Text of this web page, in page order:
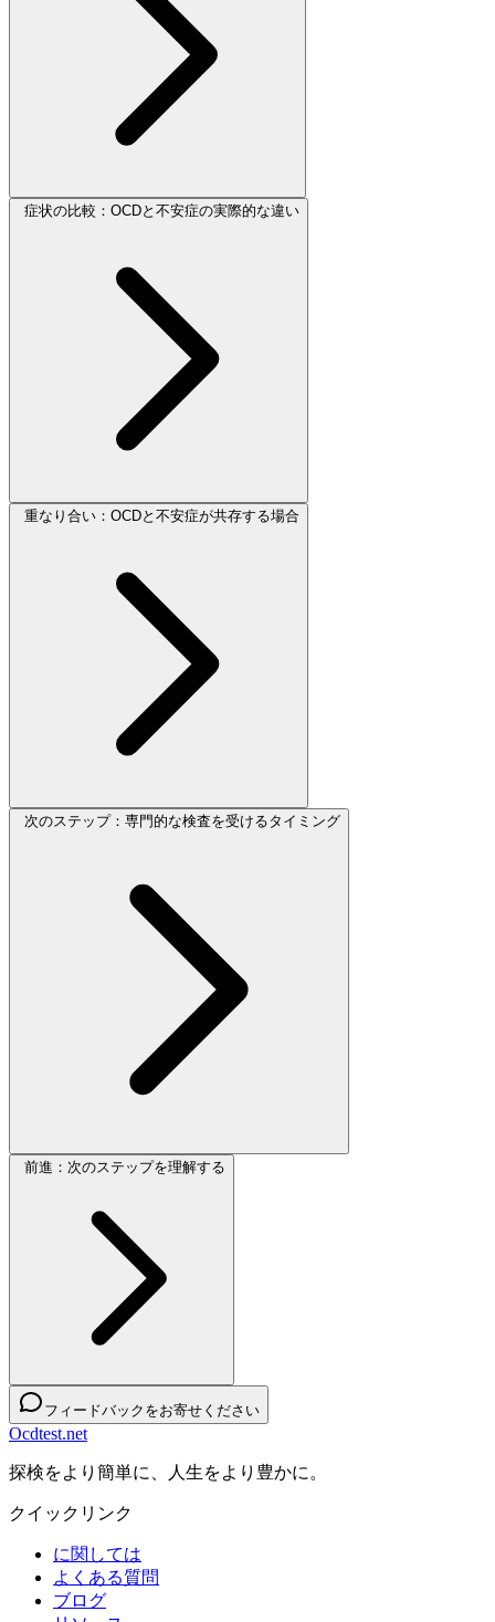
症状の比較：OCDと不安症の実際的な違い
重なり合い：OCDと不安症が共存する場合
次のステップ：専門的な検査を受けるタイミング
前進：次のステップを理解する
フィードバックをお寄せください
Ocdtest.net
探検をより簡単に、人生をより豊かに。
クイックリンク
に関しては
よくある質問
ブログ